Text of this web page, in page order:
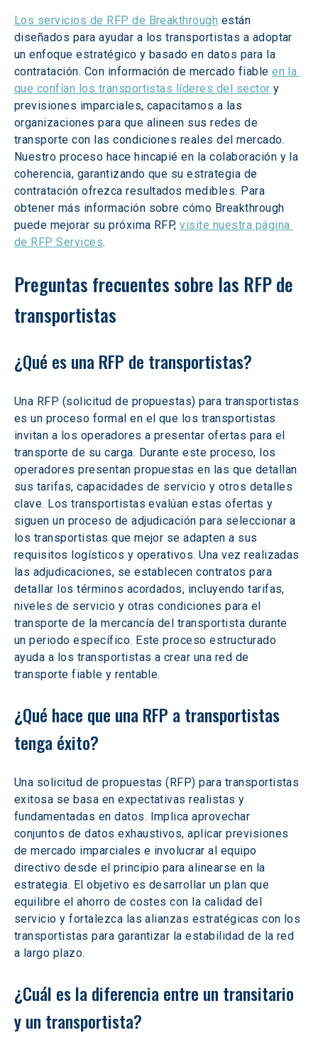
Los servicios de RFP de Breakthrough están
diseñados para ayudar a los transportistas a adoptar
un enfoque estratégico y basado en datos para la
contratación. Con información de mercado fiable en la
que confían los transportistas líderes del sector y
previsiones imparciales, capacitamos a las
organizaciones para que alineen sus redes de
transporte con las condiciones reales del mercado.
Nuestro proceso hace hincapié en la colaboración y la
coherencia, garantizando que su estrategia de
contratación ofrezca resultados medibles. Para
obtener más información sobre cómo Breakthrough
puede mejorar su próxima RFP, visite nuestra página
de RFP Services.
Preguntas frecuentes sobre las RFP de
transportistas
¿Qué es una RFP de transportistas?
Una RFP (solicitud de propuestas) para transportistas
es un proceso formal en el que los transportistas
invitan a los operadores a presentar ofertas para el
transporte de su carga. Durante este proceso, los
operadores presentan propuestas en las que detallan
sus tarifas, capacidades de servicio y otros detalles
clave. Los transportistas evalúan estas ofertas y
siguen un proceso de adjudicación para seleccionar a
los transportistas que mejor se adapten a sus
requisitos logísticos y operativos. Una vez realizadas
las adjudicaciones, se establecen contratos para
detallar los términos acordados, incluyendo tarifas,
niveles de servicio y otras condiciones para el
transporte de la mercancía del transportista durante
un periodo específico. Este proceso estructurado
ayuda a los transportistas a crear una red de
transporte fiable y rentable.
¿Qué hace que una RFP a transportistas
tenga éxito?
Una solicitud de propuestas (RFP) para transportistas
exitosa se basa en expectativas realistas y
fundamentadas en datos. Implica aprovechar
conjuntos de datos exhaustivos, aplicar previsiones
de mercado imparciales e involucrar al equipo
directivo desde el principio para alinearse en la
estrategia. El objetivo es desarrollar un plan que
equilibre el ahorro de costes con la calidad del
servicio y fortalezca las alianzas estratégicas con los
transportistas para garantizar la estabilidad de la red
a largo plazo.
¿Cuál es la diferencia entre un transitario
y un transportista?